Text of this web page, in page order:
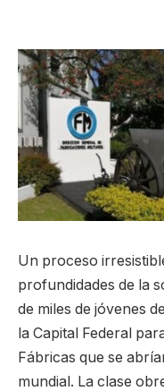
Un proceso
profundidades de la
de miles de jóvenes
la Capital Federal
Fábricas que se
mundial. La clase